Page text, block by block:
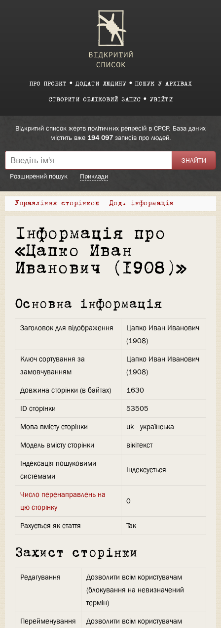
ПРО ПРОЕКТ ДОДАТИ ЛЮДИНУ ПОШУК У АРХІВАХ
СТВОРИТИ ОБЛІКОВИЙ ЗАПИС УВІЙТИ
Відкритий список жертв політичних репресій в СРСР. База даних
містить вже 194 097записів про людей.
Розширений пошук Приклади
Управління сторінкою Дод. інформація
Інформація про
«Цапко Иван
Иванович (1908)»
Основна інформація
Заголовок для відображення
Цапко Иван Иванович
(1908)
Ключ сортування за
замовчуванням
Цапко Иван Иванович
(1908)
Довжина сторінки (в байтах)
1630
ID сторінки
53505
Мова вмісту сторінки
uk - українська
Модель вмісту сторінки
вікітекст
Індексація пошуковими
системами
Індексується
Число перенаправлень на
цю сторінку
0
Рахується як стаття Так
Захист сторінки
Редагування
Дозволити всім користувачам
(блокування на невизначений
термін)
Перейменування
Дозволити всім користувачам